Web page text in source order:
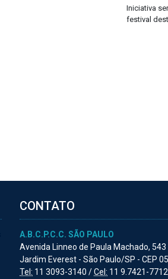
Iniciativa
festival
CONTATO
A.B.C.P.C.C. SÃO PAULO
Avenida Linneo de Paula Machado, 543
Jardim Everest - São Paulo/SP - CEP
Tel: 11 3093-3140 /Cel: 11 9.7421-7712